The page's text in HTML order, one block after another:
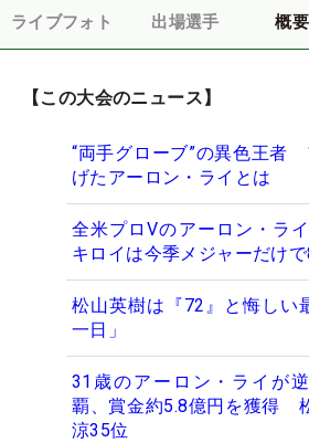
ライブフォト 出場選手 概
【この大会のニュース】
“両手グローブ”の異色王者
げたアーロン・ライとは
全米プロVのアーロン・ラ
キロイは今季メジャーだけで
松山英樹は『72』と悔し
一日」
31歳のアーロン・ライが
覇、賞金約5.8億円を獲得
涼35位